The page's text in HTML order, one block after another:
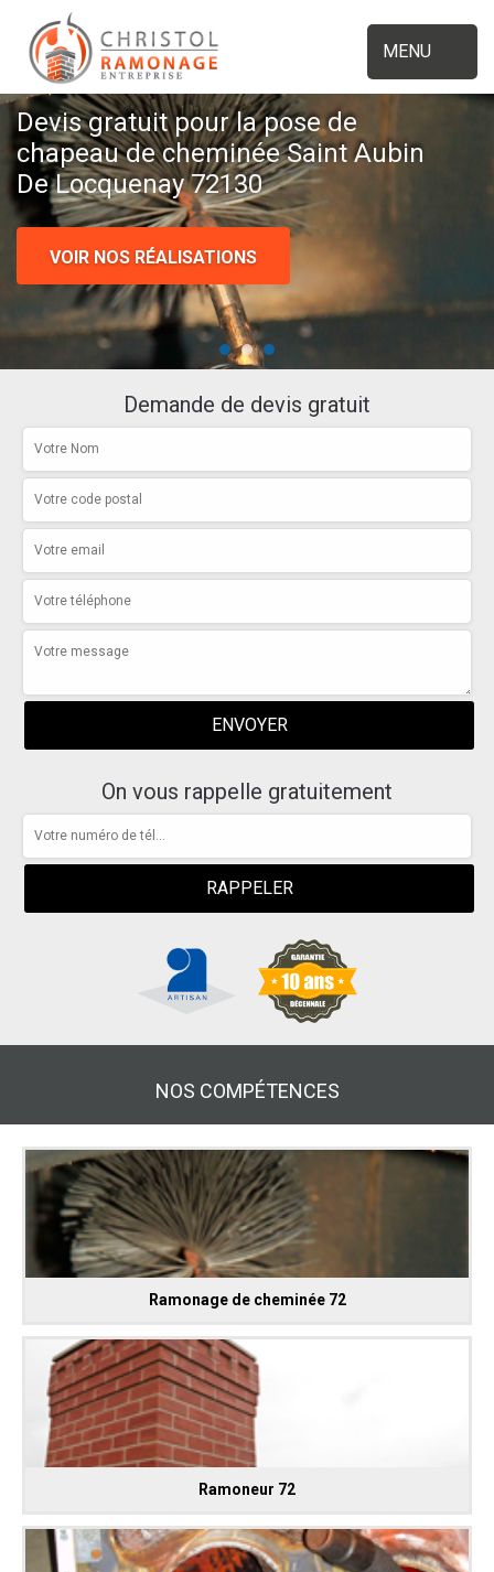
MENU
Devis gratuit pour la pose de
chapeau de cheminée Saint Aubin
De Locquenay 72130
VOIR NOS RÉALISATIONS
Demande de devis gratuit
On vous rappelle gratuitement
NOS COMPÉTENCES
Ramonage de cheminée 72
Ramoneur 72